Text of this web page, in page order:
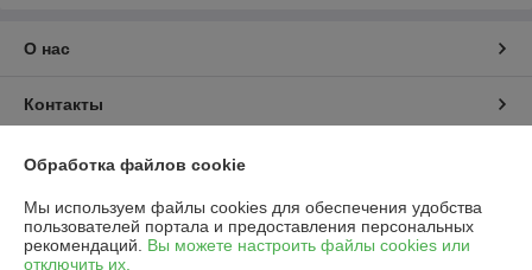
О нас
Контакты
Доставка и оплата
График работы
Обработка файлов cookie
Мы используем файлы cookies для обеспечения удобства
пользователей портала и предоставления персональных
рекомендаций. Вы можете настроить файлы cookies или
отключить их.